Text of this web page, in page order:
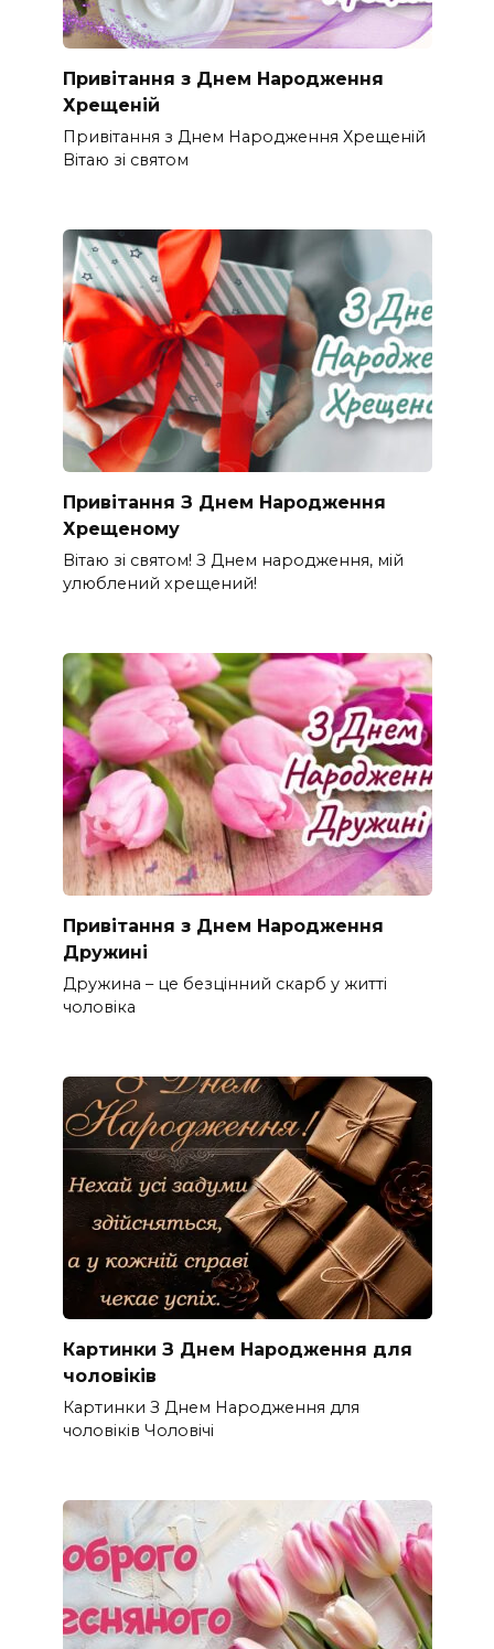
Привітання з Днем Народження
Хрещеній
Привітання з Днем Народження Хрещеній
Вітаю зі святом
Привітання З Днем Народження
Хрещеному
Вітаю зі святом! З Днем народження, мій
улюблений хрещений!
Привітання з Днем Народження
Дружині
Дружина – це безцінний скарб у житті
чоловіка
Картинки З Днем Народження для
чоловіків​
Картинки З Днем Народження для
чоловіків​ Чоловічі